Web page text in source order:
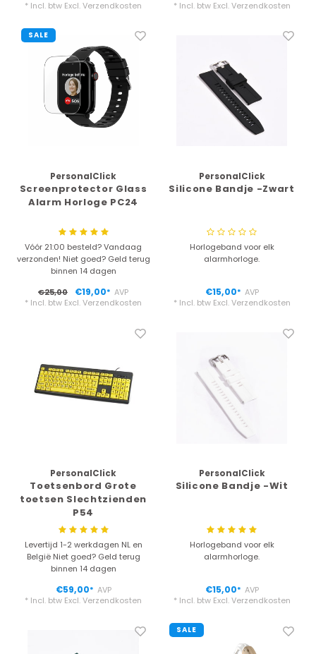
* Incl. btw Excl.Verzendkosten
* Incl. btw Excl.Verzendkosten
SALE
PersonalClick
Screenprotector Glass
Alarm Horloge PC24
Vóór 21:00 besteld? Vandaag
verzonden! Niet goed? Geld terug
binnen 14 dagen
€25,00
€19,00* AVP
* Incl. btw Excl.Verzendkosten
PersonalClick
Silicone Bandje -Zwart
Horlogeband voor elk
alarmhorloge.
€15,00* AVP
* Incl. btw Excl.Verzendkosten
PersonalClick
Toetsenbord Grote
toetsen Slechtzienden
P54
Levertijd 1-2 werkdagen NL en
België Niet goed? Geld terug
binnen 14 dagen
€59,00* AVP
* Incl. btw Excl.Verzendkosten
PersonalClick
Silicone Bandje -Wit
Horlogeband voor elk
alarmhorloge.
€15,00* AVP
* Incl. btw Excl.Verzendkosten
SALE